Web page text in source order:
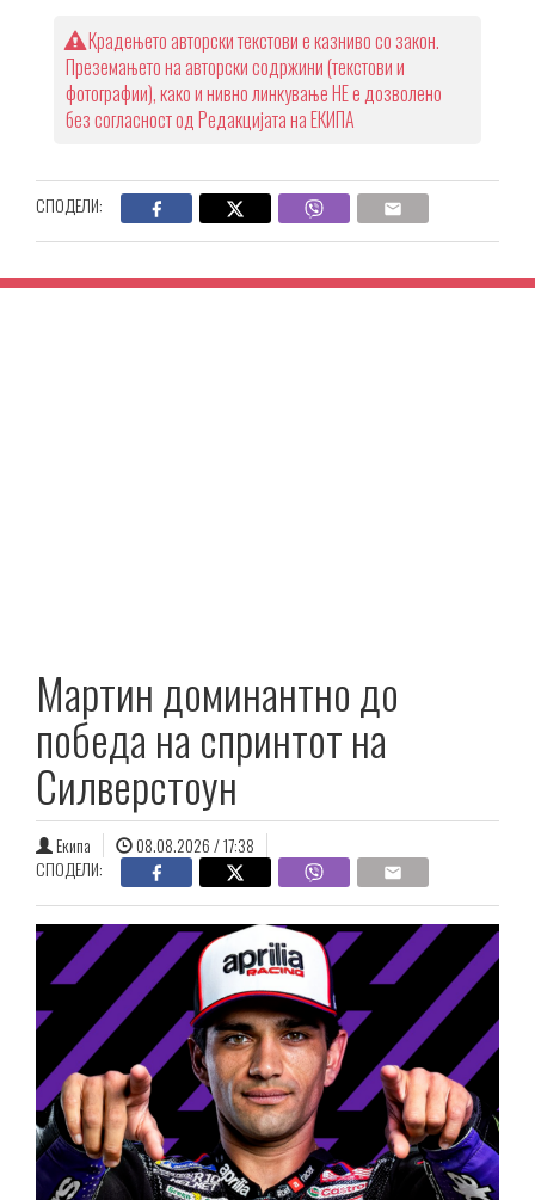
Крадењето авторски текстови е казниво со закон.
Преземањето на авторски содржини (текстови и
фотографии), како и нивно линкување НЕ е дозволено
без согласност од Редакцијата на ЕКИПА
СПОДЕЛИ:
Мартин доминантно до
победа на спринтот на
Силверстоун
Екипа
08.08.2026 / 17:38
СПОДЕЛИ: